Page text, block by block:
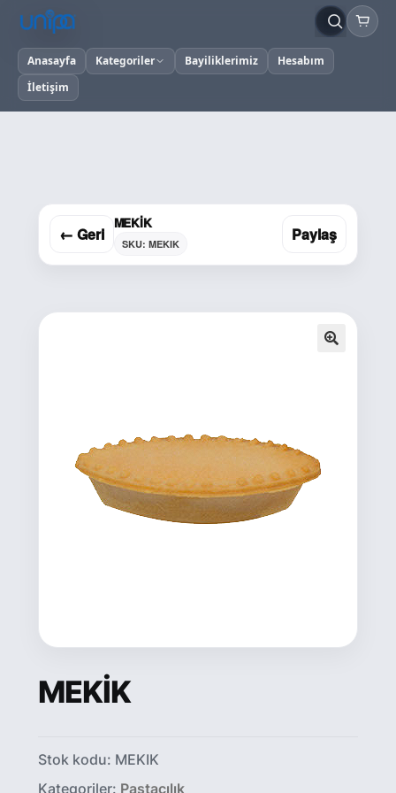
Anasayfa Kategoriler Bayiliklerimiz
Hesabım
İletişim
← Geri
MEKİK
SKU: MEKIK Paylaş
MEKİK
Stok kodu: MEKIK
Kategoriler: Pastacılık